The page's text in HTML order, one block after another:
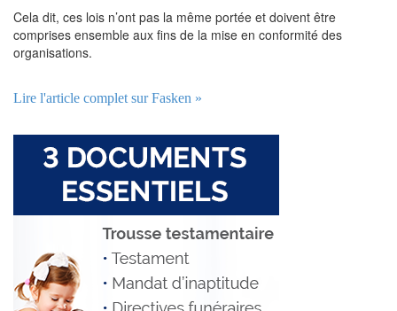
Cela dit, ces lois n’ont pas la même portée et doivent être
comprises ensemble aux fins de la mise en conformité des
organisations.
Lire l'article complet sur Fasken »